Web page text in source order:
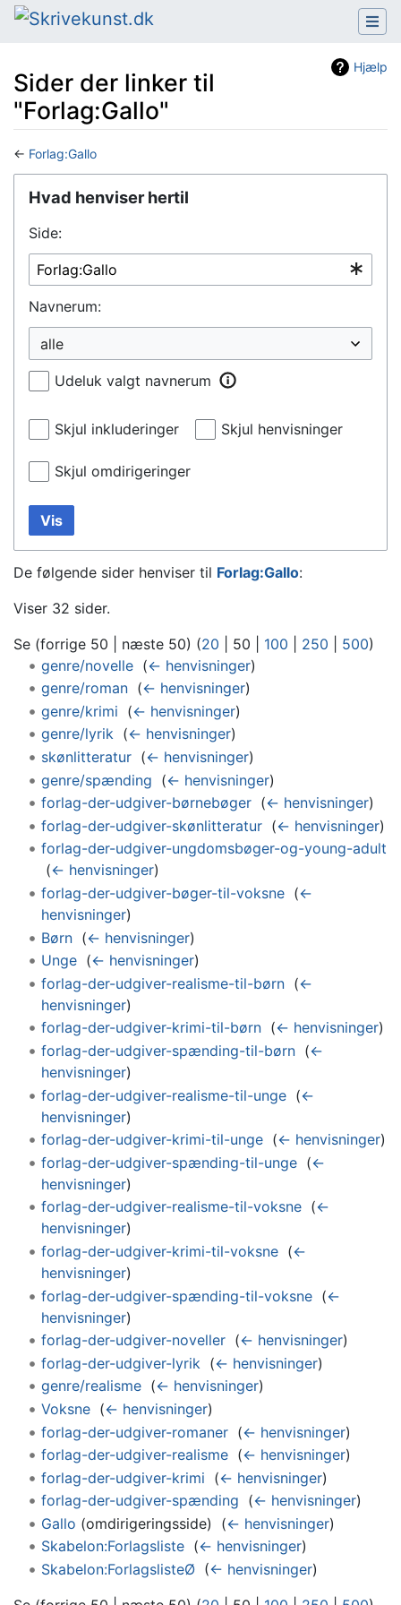
Hjælp
Sider der linker til
"Forlag:Gallo"
← Forlag:Gallo
Hop til:navigering,søgning
Hvad henviser hertil
Side:
Navnerum:
Udeluk valgt navnerum
Skjul inkluderinger Skjul henvisninger
Skjul omdirigeringer
Vis
De følgende sider henviser til Forlag:Gallo:
Viser 32 sider.
Se (forrige 50 næste 50) (20 50 100 250 500)
genre/novelle‎ (← henvisninger)
genre/roman‎ (← henvisninger)
genre/krimi (← henvisninger)
genre/lyrik‎ (← henvisninger)
skønlitteratur‎ (← henvisninger)
genre/spænding (← henvisninger)
forlag-der-udgiver-børnebøger‎ (← henvisninger)
forlag-der-udgiver-skønlitteratur‎ (← henvisninger)
forlag-der-udgiver-ungdomsbøger-og-young-adult
(← henvisninger)
forlag-der-udgiver-bøger-til-voksne‎ (←
henvisninger)
Børn‎ (← henvisninger)
Unge‎ (← henvisninger)
forlag-der-udgiver-realisme-til-børn‎ (←
henvisninger)
forlag-der-udgiver-krimi-til-børn‎ (← henvisninger)
forlag-der-udgiver-spænding-til-børn‎ (←
henvisninger)
forlag-der-udgiver-realisme-til-unge‎ (←
henvisninger)
forlag-der-udgiver-krimi-til-unge‎ (← henvisninger)
forlag-der-udgiver-spænding-til-unge‎ (←
henvisninger)
forlag-der-udgiver-realisme-til-voksne‎ (←
henvisninger)
forlag-der-udgiver-krimi-til-voksne‎ (←
henvisninger)
forlag-der-udgiver-spænding-til-voksne‎ (←
henvisninger)
forlag-der-udgiver-noveller‎ (← henvisninger)
forlag-der-udgiver-lyrik (← henvisninger)
genre/realisme‎ (← henvisninger)
Voksne‎ (← henvisninger)
forlag-der-udgiver-romaner‎ (← henvisninger)
forlag-der-udgiver-realisme‎ (← henvisninger)
forlag-der-udgiver-krimi (← henvisninger)
forlag-der-udgiver-spænding (← henvisninger)
Gallo (omdirigeringsside) ‎ (← henvisninger)
Skabelon:Forlagsliste‎ (← henvisninger)
Skabelon:ForlagslisteØ‎ (← henvisninger)